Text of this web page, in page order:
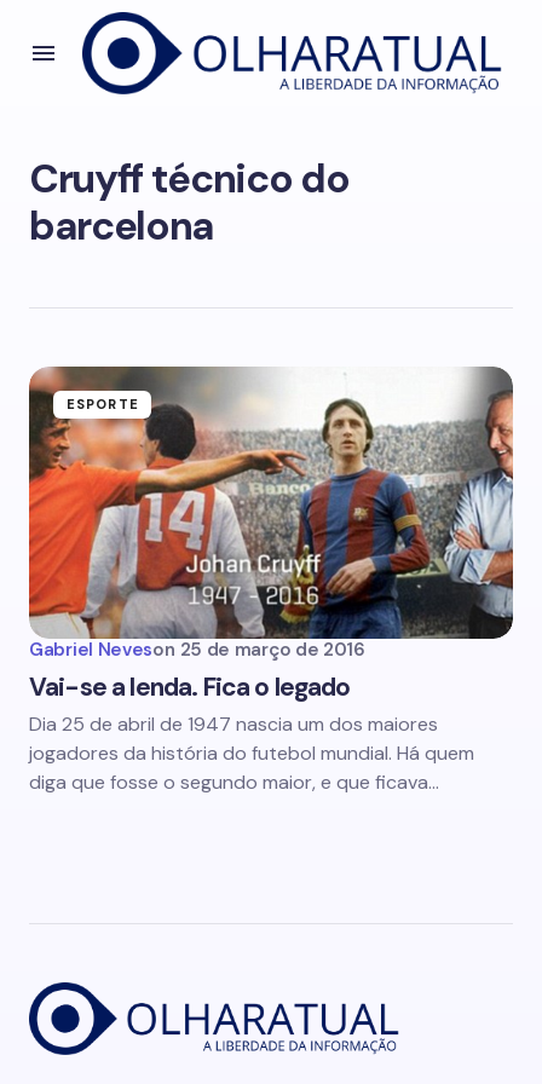
Cruyff técnico do
barcelona
ESPORTE
Gabriel Neveson 25 de março de 2016
Vai-se a lenda. Fica o legado
Dia 25 de abril de 1947 nascia um dos maiores
jogadores da história do futebol mundial. Há quem
diga que fosse o segundo maior, e que ficava…